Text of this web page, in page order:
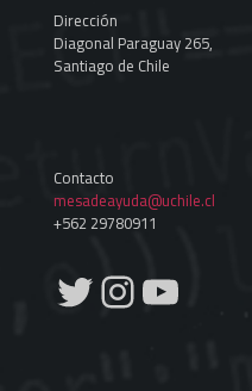
Dirección
Diagonal Paraguay 265,
Santiago de Chile
Contacto
mesadeayuda@uchile.cl
+562 29780911
Twitter
Instagram
YouTube